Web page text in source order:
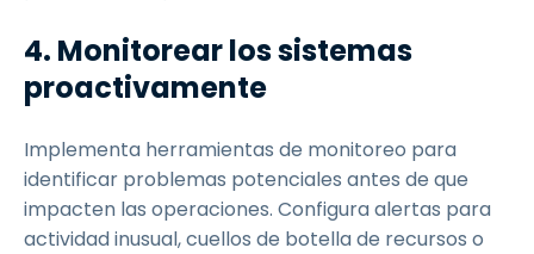
4. Monitorear los sistemas
proactivamente
Implementa herramientas de monitoreo para
identificar problemas potenciales antes de que
impacten las operaciones. Configura alertas para
actividad inusual, cuellos de botella de recursos o